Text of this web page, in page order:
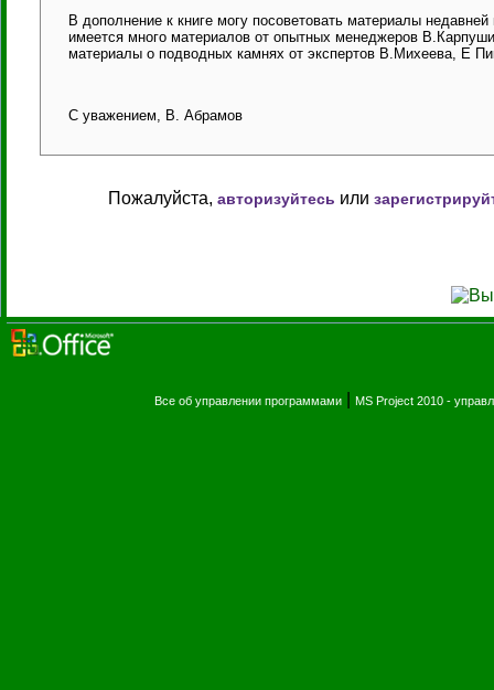
В дополнение к книге могу посоветовать материалы
имеется много материалов от опытных менеджеров
материалы о подводных камнях от экспертов В.Михеева, Е
С уважением, В. Абрамов
Пожалуйста, авторизуйтесь или
Все об управлении программами MS Project 2010 -